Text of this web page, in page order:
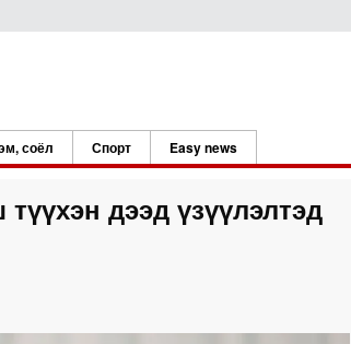
соёл Спорт Easy news
дээд үзүүлэлтэд